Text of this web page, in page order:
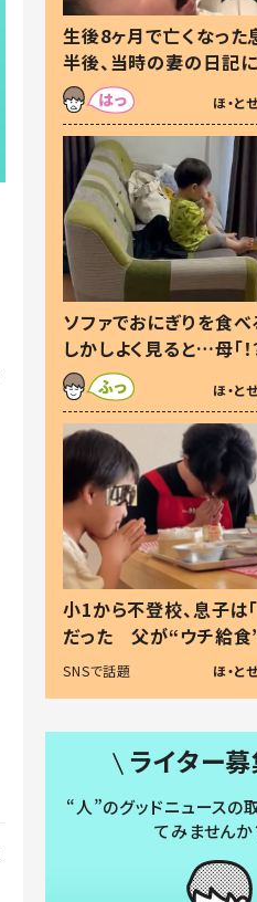
生後8ヶ月で亡くなっ
半後、当時の妻の日記
た本音とは
ほ・と
ソファでおにぎりを食
しかしよく見ると…母「！
察した母の投稿に「可愛
す！」「現行犯〜」
ほ・と
小1から不登校、息子は
だった 父が“ウチ給食
る理由とは #令和の親
SNSで話題 ほ・と
ライター募
“人”のグッドニュースの
てみませんか